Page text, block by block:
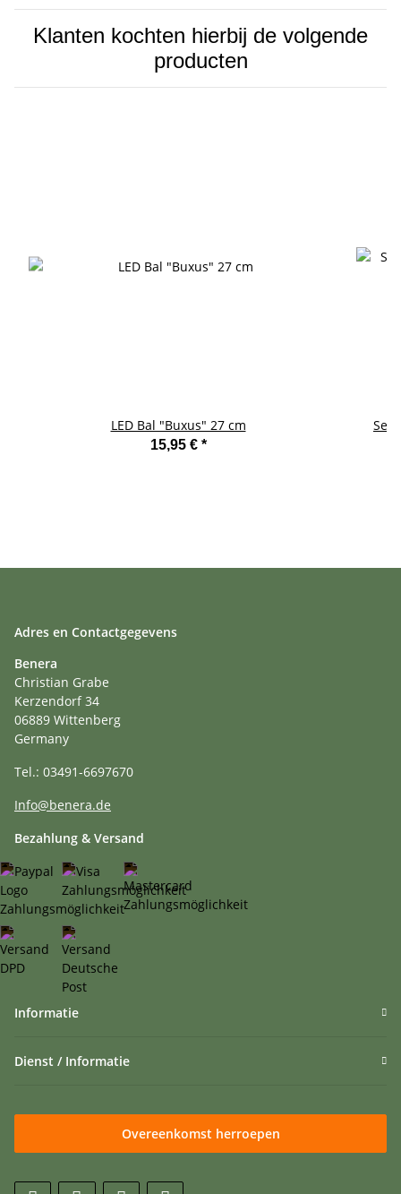
Klanten kochten hierbij de volgende
producten
LED Bal "Buxus" 27 cm
15,95 € *
Set
Adres en Contactgegevens
Benera
Christian Grabe
Kerzendorf 34
06889 Wittenberg
Germany
Tel.: 03491-6697670
Info@benera.de
Bezahlung & Versand
Informatie
Dienst / Informatie
Overeenkomst herroepen